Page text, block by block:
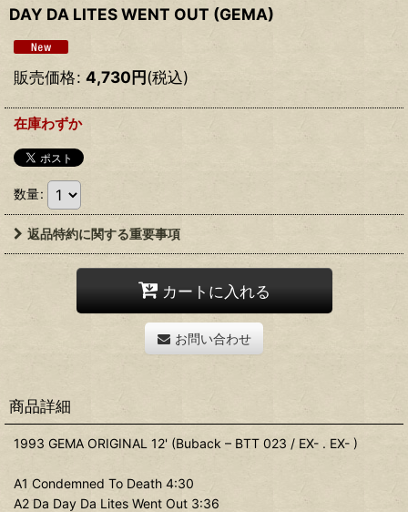
DAY DA LITES WENT OUT (GEMA)
販売価格: 4,730円(税込)
在庫わずか
数量:
返品特約に関する重要事項
カートに入れる
お問い合わせ
商品詳細
1993 GEMA ORIGINAL 12' (Buback – BTT 023 / EX- . EX- )
A1 Condemned To Death 4:30
A2 Da Day Da Lites Went Out 3:36